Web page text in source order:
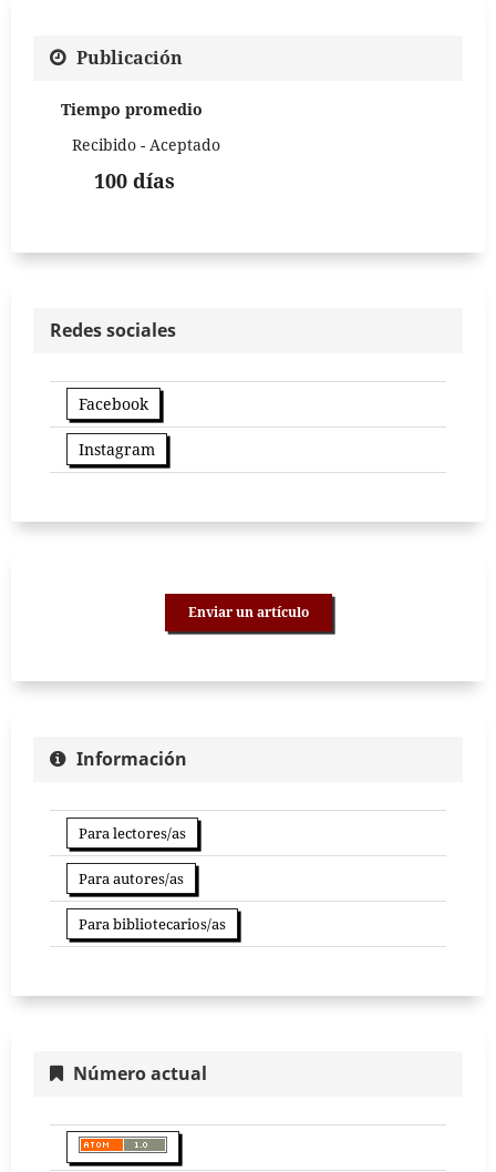
Publicación
Tiempo promedio
Recibido - Aceptado
100 días
Redes sociales
Facebook
Instagram
Enviar un artículo
Información
Para lectores/as
Para autores/as
Para bibliotecarios/as
Número actual